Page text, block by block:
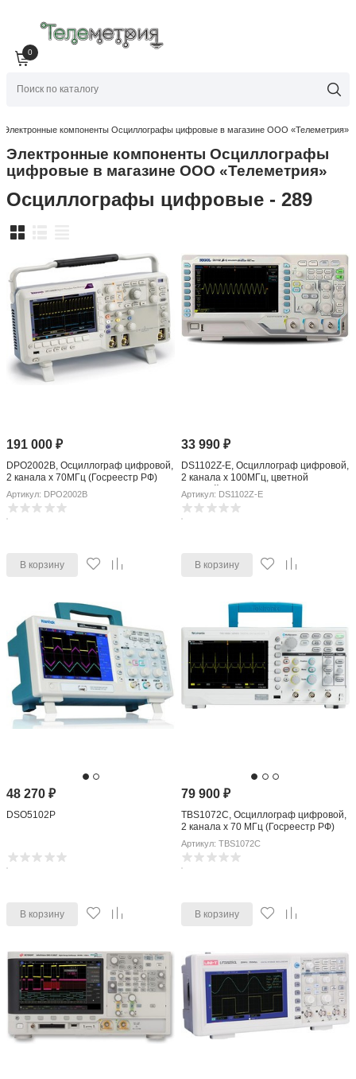
0
Электронные компоненты Осциллографы цифровые в магазине ООО «Телеметрия»
Электронные компоненты Осциллографы
цифровые в магазине ООО «Телеметрия»
Осциллографы цифровые - 289
191 000₽
DPO2002B, Осциллограф цифровой,
2 канала x 70МГц (Госреестр РФ)
Артикул: DPO2002B
В корзину
33 990 ₽
DS1102Z-E, Осциллограф цифровой,
2 канала x 100МГц, цветной
дисплей, USB
Артикул: DS1102Z-E
В корзину
48 270₽
DSO5102P
В корзину
79 900 ₽
TBS1072C, Осциллограф цифровой,
2 канала х 70 МГц (Госреестр РФ)
Артикул: TBS1072C
В корзину